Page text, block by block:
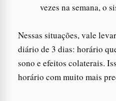
vezes na semana, o
Nessas situações, vale
diário de 3 dias: horário
sono e efeitos colaterais.
horário com muito mais